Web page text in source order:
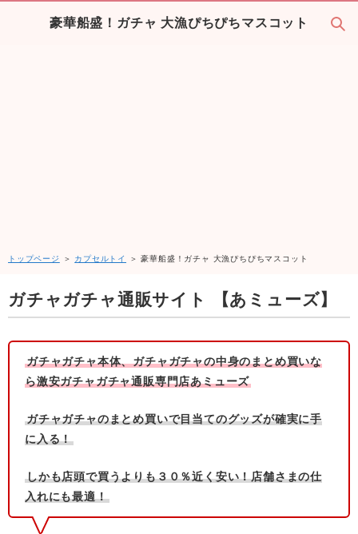
豪華船盛！ガチャ 大漁ぴちぴちマスコット
トップページ ＞ カプセルトイ ＞ 豪華船盛！ガチャ 大漁ぴちぴちマスコット
ガチャガチャ通販サイト 【あミューズ】
ガチャガチャ本体、ガチャガチャの中身のまとめ買いな
ら激安ガチャガチャ通販専門店あミューズ
ガチャガチャのまとめ買いで目当てのグッズが確実に手
に入る！
しかも店頭で買うよりも３０％近く安い！店舗さまの仕
入れにも最適！